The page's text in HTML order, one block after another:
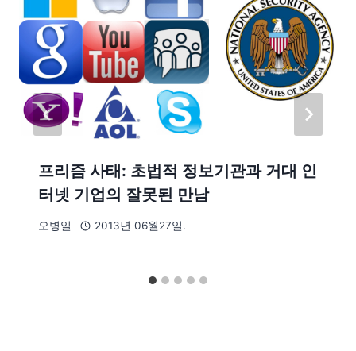
프리즘 사태: 초법적 정보기관과 거대 인
터넷 기업의 잘못된 만남
오병일 2013년 06월27일.